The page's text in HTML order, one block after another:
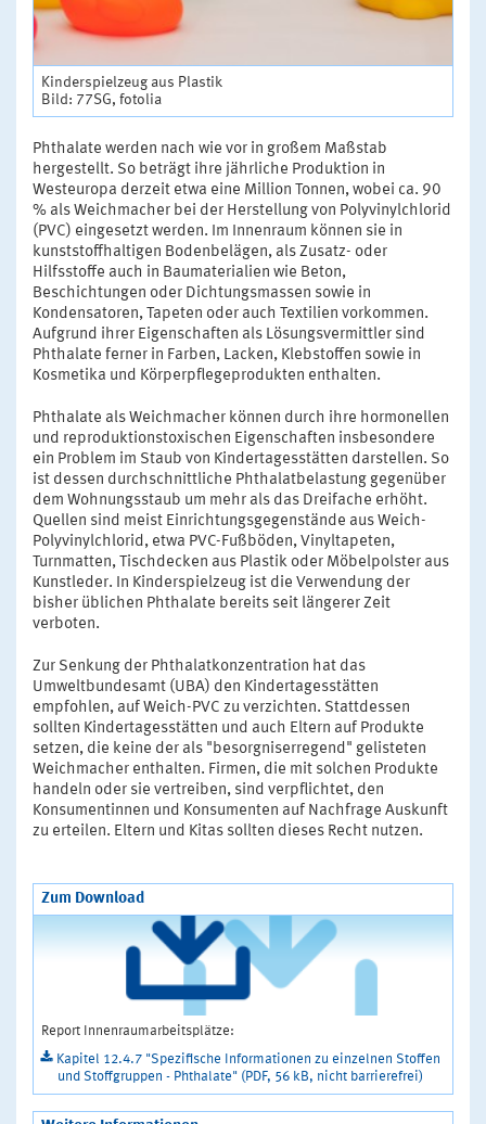
Kinderspielzeug aus Plastik
Bild: 77SG, fotolia
Phthalate werden nach wie vor in großem Maßstab
hergestellt. So beträgt ihre jährliche Produktion in
Westeuropa derzeit etwa eine Million Tonnen, wobei ca. 90
% als Weichmacher bei der Herstellung von Polyvinylchlorid
(PVC) eingesetzt werden. Im Innenraum können sie in
kunststoffhaltigen Bodenbelägen, als Zusatz- oder
Hilfsstoffe auch in Baumaterialien wie Beton,
Beschichtungen oder Dichtungsmassen sowie in
Kondensatoren, Tapeten oder auch Textilien vorkommen.
Aufgrund ihrer Eigenschaften als Lösungsvermittler sind
Phthalate ferner in Farben, Lacken, Klebstoffen sowie in
Kosmetika und Körperpflegeprodukten enthalten.
Phthalate als Weichmacher können durch ihre hormonellen
und reproduktionstoxischen Eigenschaften insbesondere
ein Problem im Staub von Kindertagesstätten darstellen. So
ist dessen durchschnittliche Phthalatbelastung gegenüber
dem Wohnungsstaub um mehr als das Dreifache erhöht.
Quellen sind meist Einrichtungsgegenstände aus Weich-
Polyvinylchlorid, etwa PVC-Fußböden, Vinyltapeten,
Turnmatten, Tischdecken aus Plastik oder Möbelpolster aus
Kunstleder. In Kinderspielzeug ist die Verwendung der
bisher üblichen Phthalate bereits seit längerer Zeit
verboten.
Zur Senkung der Phthalatkonzentration hat das
Umweltbundesamt (UBA) den Kindertagesstätten
empfohlen, auf Weich-PVC zu verzichten. Stattdessen
sollten Kindertagesstätten und auch Eltern auf Produkte
setzen, die keine der als "besorgniserregend" gelisteten
Weichmacher enthalten. Firmen, die mit solchen Produkte
handeln oder sie vertreiben, sind verpflichtet, den
Konsumentinnen und Konsumenten auf Nachfrage Auskunft
zu erteilen. Eltern und Kitas sollten dieses Recht nutzen.
Zum Download
Report Innenraumarbeitsplätze:
Kapitel 12.4.7 "Spezifische Informationen zu einzelnen Stoffen
und Stoffgruppen - Phthalate" (PDF, 56 kB, nicht barrierefrei)